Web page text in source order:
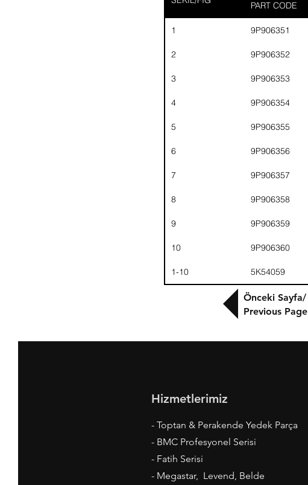
PART CODE
1 9P906351
2 9P906352
3 9P906353
4 9P906354
5 9P906355
6 9P906356
7 9P906357
8 9P906358
9 9P906359
10 9P906360
1-10 5K54059
Önceki Sayfa/
Previous Page
Hizmetlerimiz
- Toptan & Perakende Yedek Parça
- BMC Profesyonel Serisi
- Fatih Serisi
- Megastar, Levend, Belde